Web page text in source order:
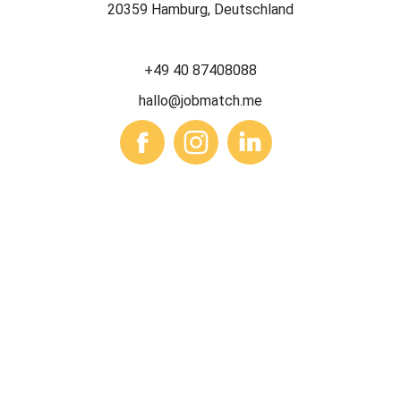
20359 Hamburg, Deutschland
+49 40 87408088
hallo@jobmatch.me